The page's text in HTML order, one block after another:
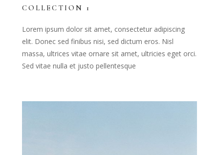
COLLECTION 1
Lorem ipsum dolor sit amet, consectetur adipiscing
elit. Donec sed finibus nisi, sed dictum eros. Nisl
massa, ultrices vitae ornare sit amet, ultricies eget orci.
Sed vitae nulla et justo pellentesque